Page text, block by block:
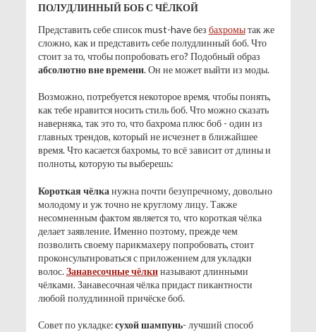
ПОЛУДЛИННЫЙ БОБ С ЧЁЛКОЙ
Представить себе список must-have без бахромытак же
сложно, как и представить себе полудлинный боб. Что
стоит за то, чтобы попробовать его? Подобный образ
абсолютно вне времени. Он не может выйти из моды.
Возможно, потребуется некоторое время, чтобы понять,
как тебе нравится носить стиль боб. Что можно сказать
наверняка, так это то, что бахрома плюс боб - один из
главных трендов, который не исчезнет в ближайшее
время. Что касается бахромы, то всё зависит от длины и
полноты, которую ты выберешь:
Короткая чёлканужна почти безупречному, довольно
молодому и уж точно не круглому лицу. Также
несомненным фактом является то, что короткая чёлка
делает заявление. Именно поэтому, прежде чем
позволить своему парикмахеру попробовать, стоит
проконсультироваться с приложением для укладки
волос.Занавесочные чёлкиназывают длинными
чёлками. Занавесочная чёлка придаст пикантности
любой полудлинной причёске боб.
Совет по укладке:сухой шампунь- лучший способ